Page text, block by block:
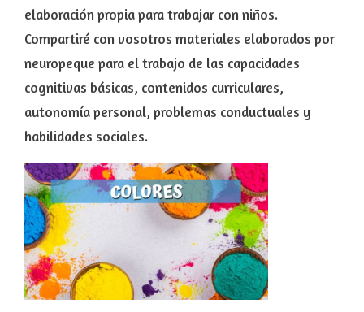
elaboración propia para trabajar con niños.
Compartiré con vosotros materiales elaborados por
neuropeque para el trabajo de las capacidades
cognitivas básicas, contenidos curriculares,
autonomía personal, problemas conductuales y
habilidades sociales.